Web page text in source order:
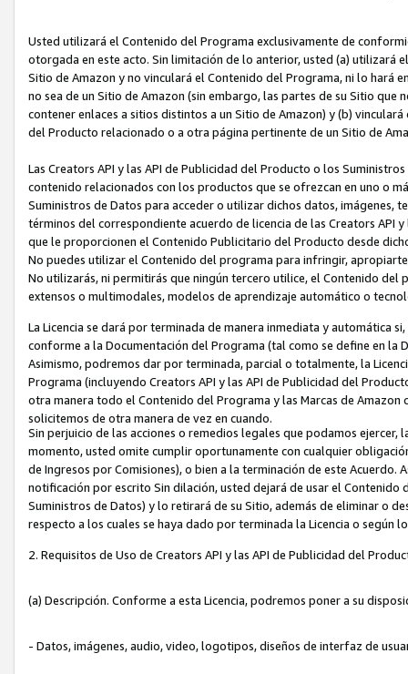
Usted utilizará el Contenido del Programa exclusivamente de
otorgada en este acto. Sin limitación de lo anterior, usted (a) utilizará
Sitio de Amazon y no vinculará el Contenido del Programa, ni lo hará
no sea de un Sitio de Amazon (sin embargo, las partes de su Sitio
contener enlaces a sitios distintos a un Sitio de Amazon) y (b)
del Producto relacionado o a otra página pertinente de un Sitio de
Las Creators API y las API de Publicidad del Producto o los
contenido relacionados con los productos que se ofrezcan en uno o
Suministros de Datos para acceder o utilizar dichos datos,
términos del correspondiente acuerdo de licencia de las Creators API
que le proporcionen el Contenido Publicitario del Producto desde
No puedes utilizar el Contenido del programa para infringir,
No utilizarás, ni permitirás que ningún tercero utilice, el Contenido
extensos o multimodales, modelos de aprendizaje automático o
La Licencia se dará por terminada de manera inmediata y automática
conforme a la Documentación del Programa (tal como se define en la
Asimismo, podremos dar por terminada, parcial o totalmente, la
Programa (incluyendo Creators API y las API de Publicidad del
otra manera todo el Contenido del Programa y las Marcas de
solicitemos de otra manera de vez en cuando.
Sin perjuicio de las acciones o remedios legales que podamos
momento, usted omite cumplir oportunamente con cualquier
de Ingresos por Comisiones), o bien a la terminación de este
notificación por escrito Sin dilación, usted dejará de usar el
Suministros de Datos) y lo retirará de su Sitio, además de eliminar o
respecto a los cuales se haya dado por terminada la Licencia o según
2. Requisitos de Uso de Creators API y las API de Publicidad del
(a) Descripción. Conforme a esta Licencia, podremos poner a su
- Datos, imágenes, audio, video, logotipos, diseños de interfaz de